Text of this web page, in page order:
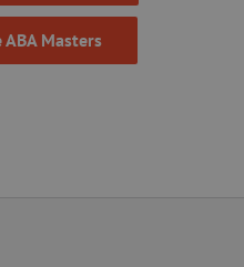
Masters